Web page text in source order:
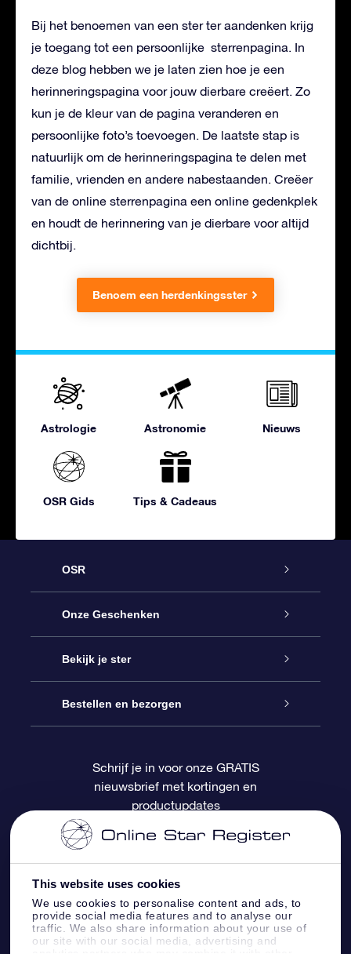
This website uses cookies
We use cookies to personalise content and ads, to
provide social media features and to analyse our
traffic. We also share information about your use of
our site with our social media, advertising and
Bij het benoemen van een ster ter aandenken krijg
je toegang tot een persoonlijke sterrenpagina. In
deze blog hebben we je laten zien hoe je een
herinneringspagina voor jouw dierbare creëert. Zo
kun je de kleur van de pagina veranderen en
persoonlijke foto’s toevoegen. De laatste stap is
natuurlijk om de herinneringspagina te delen met
familie, vrienden en andere nabestaanden. Creëer
van de online sterrenpagina een online gedenkplek
en houdt de herinnering van je dierbare voor altijd
dichtbij.
Benoem een herdenkingsster
Astrologie Astronomie Nieuws
OSR Gids Tips & Cadeaus
OSR
Service
Contact
Blog
OSR Recensies
Onze Geschenken
Online Star Gift
OSR Cadeaupakket
OSR Cadeaukaart
Relatiegeschenken
Bekijk je ster
Sterrenregister
Gepersonaliseerde sterrenpagina
One Million Stars
OSR Starsaver
Fly me to the Stars App
Bestellen en bezorgen
Betalingsinformatie
Verzendinformatie
Retourbeleid
Constellaties
Schrijf je in voor onze GRATIS
nieuwsbrief met kortingen en
productupdates